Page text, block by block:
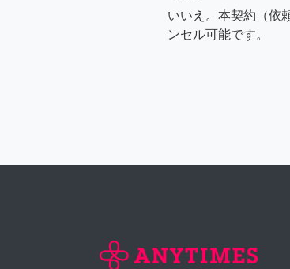
いいえ。本契約（依
ンセル可能です。